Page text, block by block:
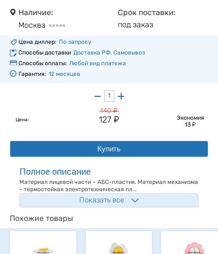
Наличие:
Москва
Срок поставки:
под заказ
Цена диллер: По запросу
Способы доставки Доставка РФ, Самовывоз
Способы оплаты: Любой вид платежа
Гарантия: 12 месяцев
Цена:
140у
127у
Экономия
13у
Купить
Полное описание
Материал лицевой части – АБС-пластик. Материал механизма
- термостойкая электротехническая пл...
Показать все
Похожие товары